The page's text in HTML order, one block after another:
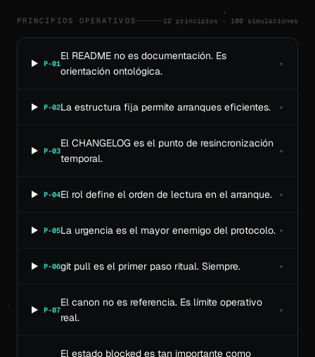
PRINCIPIOS OPERATIVOS 12 principios · 100 simulaciones
P-01
El README no es documentación. Es
orientación ontológica.
▾
P-02La estructura fija permite arranques eficientes. ▾
P-03
El CHANGELOG es el punto de resincronización
temporal.
▾
P-04El rol define el orden de lectura en el arranque. ▾
P-05La urgencia es el mayor enemigo del protocolo. ▾
P-06git pull es el primer paso ritual. Siempre. ▾
P-07
El canon no es referencia. Es límite operativo
real.
▾
El estado blocked es tan importante como